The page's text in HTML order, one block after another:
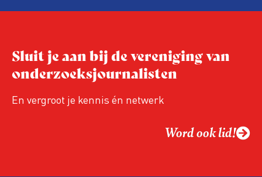
Sluit je aan bij de vereniging van
onderzoeksjournalisten
En vergroot je kennis én netwerk
Word ook lid!